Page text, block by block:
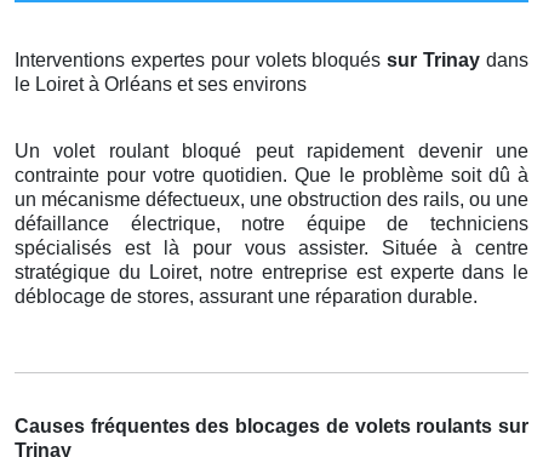
Interventions expertes pour volets bloquéssur Trinaydans
le Loiret à Orléans et ses environs
Un volet roulant bloqué peut rapidement devenir une
contrainte pour votre quotidien. Que le problème soit dû à
un mécanisme défectueux, une obstruction des rails, ou une
défaillance électrique, notre équipe de techniciens
spécialisés est là pour vous assister. Située à centre
stratégique du Loiret, notre entreprise est experte dans le
déblocage de stores, assurant une réparation durable.
Causes fréquentes des blocages de volets roulants sur
Trinay